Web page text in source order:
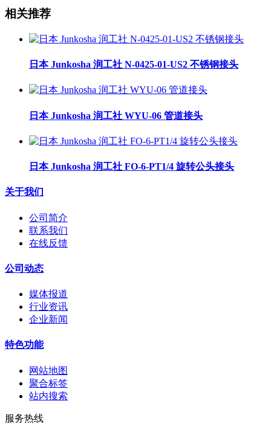
相关推荐
日本 Junkosha 润工社 N-0425-01-US2 不锈钢接头
日本 Junkosha 润工社 WYU-06 管道接头
日本 Junkosha 润工社 FO-6-PT1/4 旋转公头接头
关于我们
公司简介
联系我们
在线反馈
公司动态
媒体报道
行业资讯
企业新闻
特色功能
网站地图
聚合标签
站内搜索
服务热线